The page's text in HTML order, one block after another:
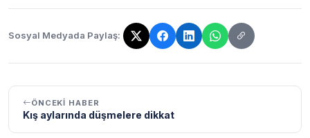
Sosyal Medyada Paylaş:
Bağlantı kopyalandı!
ÖNCEKI HABER
Kış aylarında düşmelere dikkat